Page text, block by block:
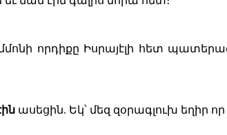
որդիքը Իսրայէլի հետ
ասեցին. Եկ՝ մեզ զօրագլուխ եղիր